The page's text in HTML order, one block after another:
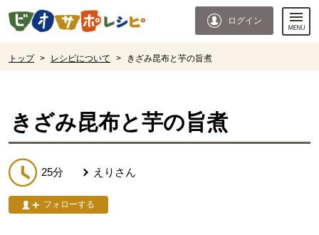
ページの先頭です。
ログイン
トップ > レシピについて > きざみ昆布と芋の旨煮
きざみ昆布と芋の旨煮
25分 えり さん
フォローする